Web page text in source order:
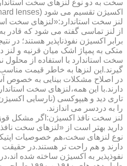
سخت به دو نوع لنزهای سخت
اکسیژن تقسیم می شود (hard lenses یا GP lenses).
لنز سخت استاندارد:«لنزهای سخت
از لنز تماسی گفته می شود که قادر
برابر اکسیژن نفوذناپذیر هستند؛ در
متکی به پمپاژ اشک میان قرنیه و
سخت استاندارد با استفاده از
گیرند.این لنزها به خاطر قیمت
در اصلاح مشکلات بینایی به خصوص
دارند.با این همه،لنزهای سخت
تاری دید و هیپوکسی (نارسایی
را به دردسر می اندازند.
لنز سخت نافذ اکسیژن:اگر مشکل
دارید بهتر است از «لنزهای سخت
نوع لنزهای سخت،هم خصوصیات
دارند و هم راحت تر هستند.در حقیقت